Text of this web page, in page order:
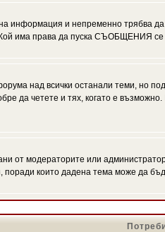
и непременно трябва да
има права да пуска СЪОБЩЕНИЯ се
над всички останали теми,
да четете и тях, когато е
от модераторите или
поради които дадена тема може да